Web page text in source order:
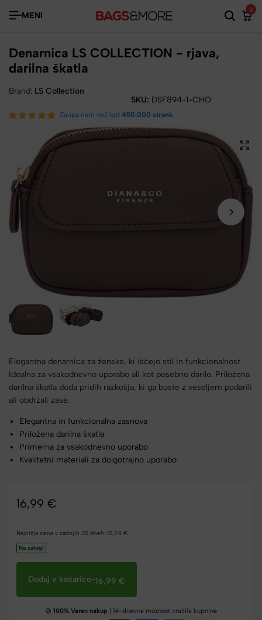
MENI
0
Denarnica LS COLLECTION - rjava,
darilna škatla
Brand: LS Collection
SKU: DSF894-1-CHO
Zaupa nam več kot 450.000 strank
Elegantna denarnica za ženske, ki iščejo stil in funkcionalnost.
Idealna za vsakodnevno uporabo ali kot posebno darilo. Priložena
darilna škatla doda pridih razkošja, ki ga boste z veseljem podarili
ali obdržali zase.
Elegantna in funkcionalna zasnova
Priložena darilna škatla
Primerna za vsakodnevno uporabo
Kvalitetni materiali za dolgotrajno uporabo
16,99 €
Najnižja cena v zadnjih 30 dneh: 12,74 €
Na zalogi
Dodaj v košarico-16,99 €
100% Varen nakup | 14-dnevna možnost vračila kupnine